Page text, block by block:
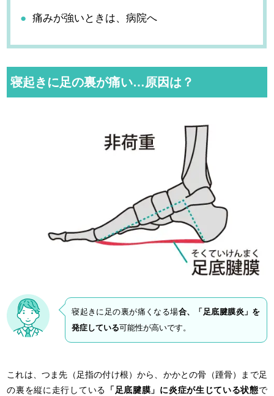
痛みが強いときは、病院へ
寝起きに足の裏が痛い…原因は？
寝起きに足の裏が痛くなる場合、「足底腱膜炎」を
発症している可能性が高いです。
これは、つま先（足指の付け根）から、かかとの骨（踵骨）まで足
の裏を縦に走行している
「足底腱膜」に炎症が生じている状態で